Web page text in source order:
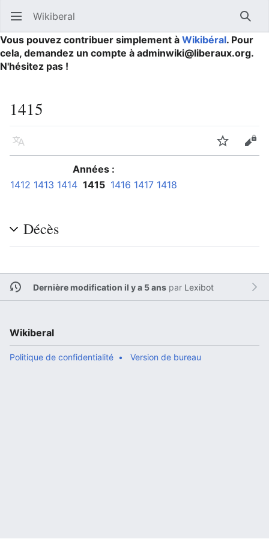
Ouvrir le menu principal Wikiberal
Vous pouvez contribuer simplement à Wikibéral. Pour
cela, demandez un compte à adminwiki@liberaux.org.
N'hésitez pas !
1415
Langue Suivre
Années :
1412 1413 1414 1415 1416 1417 1418
Décès
Dernière modification il y a 5 anspar Lexibot
Wikiberal
Politique de confidentialité Version de bureau